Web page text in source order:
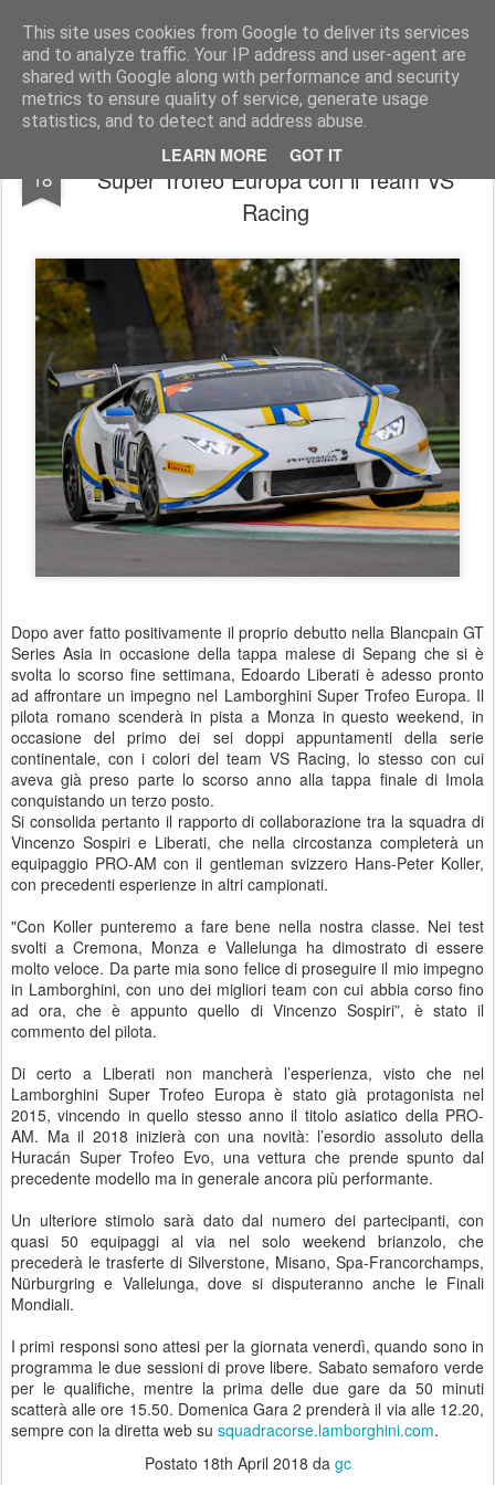
This site uses cookies from Google to deliver its services
and to analyze traffic. Your IP address and user-agent are
shared with Google along with performance and security
metrics to ensure quality of service, generate usage
statistics, and to detect and address abuse.
LEARN MORE GOT IT
AutoMotoCorse. Motorsport Random News 280912
18
Edoardo Liberati al via del Lamborghini
Super Trofeo Europa con il Team VS
Racing
Dopo aver fatto positivamente il proprio debutto nella Blancpain GT
Series Asia in occasione della tappa malese di Sepang che si è
svolta lo scorso fine settimana, Edoardo Liberati è adesso pronto
ad affrontare un impegno nel Lamborghini Super Trofeo Europa. Il
pilota romano scenderà in pista a Monza in questo weekend, in
occasione del primo dei sei doppi appuntamenti della serie
continentale, con i colori del team VS Racing, lo stesso con cui
aveva già preso parte lo scorso anno alla tappa finale di Imola
conquistando un terzo posto.
Si consolida pertanto il rapporto di collaborazione tra la squadra di
Vincenzo Sospiri e Liberati, che nella circostanza completerà un
equipaggio PRO-AM con il gentleman svizzero Hans-Peter Koller,
con precedenti esperienze in altri campionati.
"Con Koller punteremo a fare bene nella nostra classe. Nei test
svolti a Cremona, Monza e Vallelunga ha dimostrato di essere
molto veloce. Da parte mia sono felice di proseguire il mio impegno
in Lamborghini, con uno dei migliori team con cui abbia corso fino
ad ora, che è appunto quello di Vincenzo Sospiri”, è stato il
commento del pilota.
Di certo a Liberati non mancherà l’esperienza, visto che nel
Lamborghini Super Trofeo Europa è stato già protagonista nel
2015, vincendo in quello stesso anno il titolo asiatico della PRO-
AM. Ma il 2018 inizierà con una novità: l’esordio assoluto della
Huracán Super Trofeo Evo, una vettura che prende spunto dal
precedente modello ma in generale ancora più performante.
Un ulteriore stimolo sarà dato dal numero dei partecipanti, con
quasi 50 equipaggi al via nel solo weekend brianzolo, che
precederà le trasferte di Silverstone, Misano, Spa-Francorchamps,
Nürburgring e Vallelunga, dove si disputeranno anche le Finali
Mondiali.
I primi responsi sono attesi per la giornata venerdì, quando sono in
programma le due sessioni di prove libere. Sabato semaforo verde
per le qualifiche, mentre la prima delle due gare da 50 minuti
scatterà alle ore 15.50. Domenica Gara 2 prenderà il via alle 12.20,
sempre con la diretta web su squadracorse.lamborghini.com.
Postato 18th April 2018 da gc